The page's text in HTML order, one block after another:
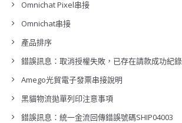
Omnichat Pixel串接
Omnichat串接
產品排序
錯誤訊息：取消授權失敗，已存在請款成功紀錄
Amego光貿電子發票串接說明
黑貓物流拋單列印注意事項
錯誤訊息：統一金流回傳錯誤號碼SHIP04003